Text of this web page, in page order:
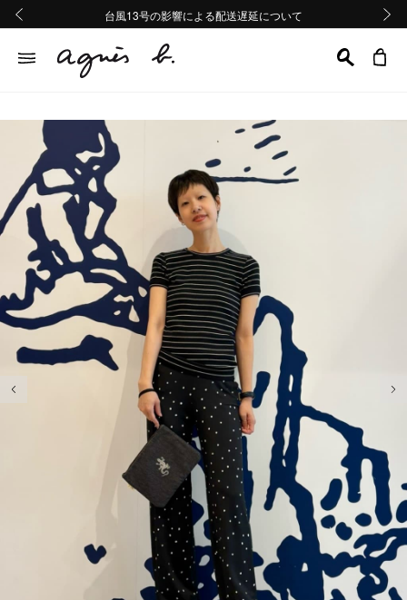
熊本地域地震の影響による配送遅延について
Summer Sale 2buy10%OFF!!
台風13号の影響による配送遅延について
熊本地域地震の影響による配送遅延について
Summer Sale 2buy10%OFF!!
前の画像